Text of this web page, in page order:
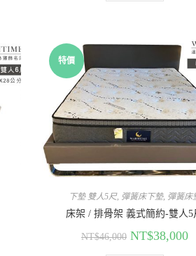
特價
下墊 雙人5尺, 彈簧床下墊, 彈簧床
床架 / 排骨架 義式簡約-雙人5
NT$46,000 NT$38,000